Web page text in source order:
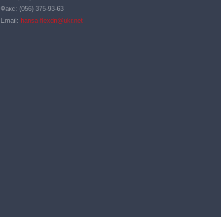
Факс: (056) 375-93-63
Email: hansa-flexdn@ukr.net